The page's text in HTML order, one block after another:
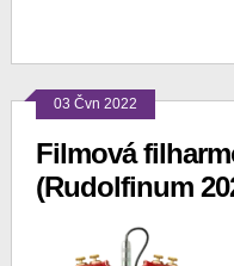
03 Čvn 2022
Filmová
(Rudolfinum